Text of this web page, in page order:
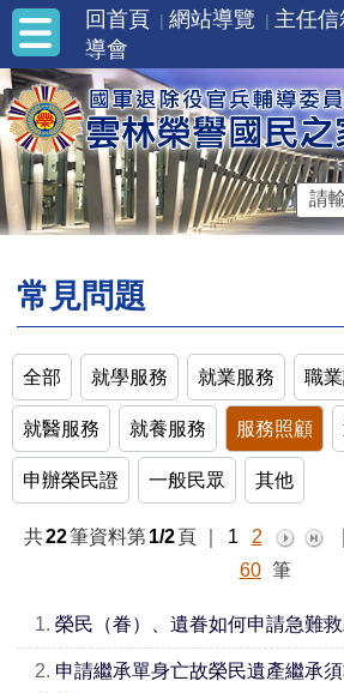
回首頁 網站導覽 主任信
導會
常見問題
全部 就學服務 就業服務 職
就醫服務 就養服務 服務照顧
申辦榮民證 一般民眾 其他
共22筆資料第 1/2 頁 1 2
60 筆
1. 榮民（眷）、遺眷如何申請急難救
2. 申請繼承單身亡故榮民遺產繼承